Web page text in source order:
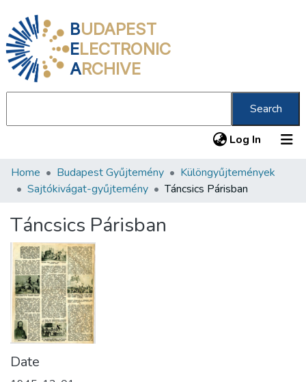
BUDAPEST
ELECTRONIC
ARCHIVE
Search
Log In (current)
Communities & Collections
Statistics
About us
Home Budapest Gyűjtemény
Különgyűjtemények
Sajtókivágat-gyűjtemény
Táncsics Párisban
Táncsics Párisban
Date